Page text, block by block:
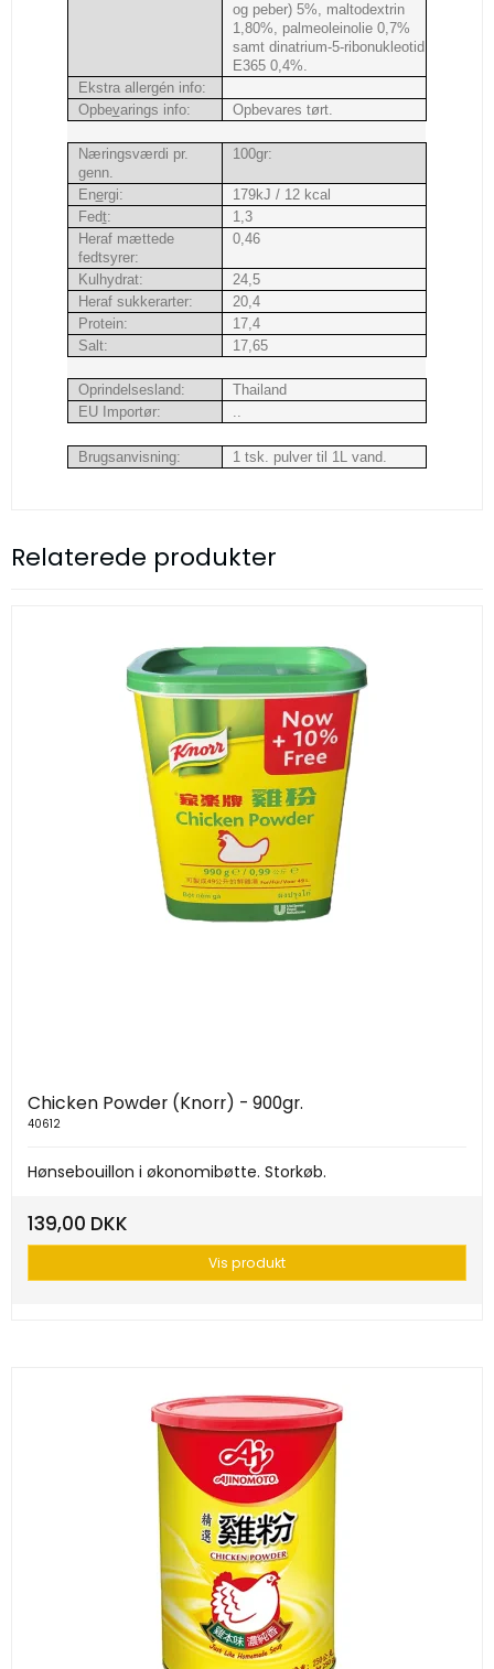
og peber) 5%, maltodextrin
1,80%, palmeoleinolie 0,7%
samt dinatrium-5-ribonukleotid
E365 0,4%.
Ekstra allergén info:
Opbevarings info: Opbevares tørt.
Næringsværdi pr.
genn.
100gr:
Energi:
179kJ / 12 kcal
Fedt:
1,3
Heraf mættede
fedtsyrer:
0,46
Kulhydrat:
24,5
Heraf sukkerarter:
20,4
Protein:
17,4
Salt:
17,65
Oprindelsesland:
Thailand
EU Importør:
..
Brugsanvisning: 1 tsk. pulver til 1L vand.
Relaterede produkter
Chicken Powder (Knorr) - 900gr.
40612
Hønsebouillon i økonomibøtte. Storkøb.
139,00 DKK
Vis produkt